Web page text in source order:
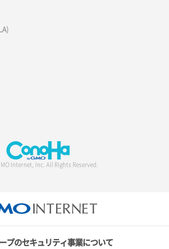
Internet, Inc. All Rights Reserved.
プのセキュリティ事業について